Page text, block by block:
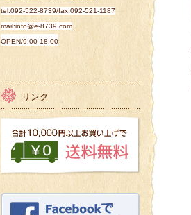
tel:092-522-8739/fax:092-521-1187
mail:info@e-8739.com
OPEN/9:00-18:00
リンク